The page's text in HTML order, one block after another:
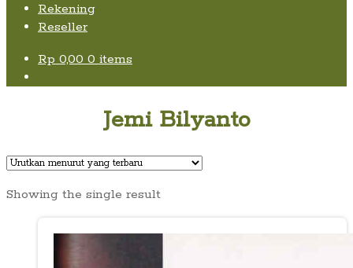
Rekening
Reseller
Rp 0,00 0 items
Jemi Bilyanto
Showing the single result